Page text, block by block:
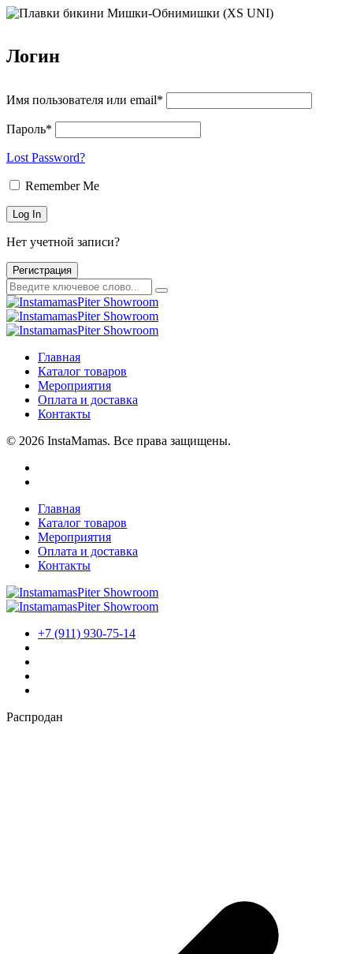
Логин
Имя пользователя или email*
Пароль*
Lost Password?
Remember Me
Нет учетной записи?
Регистрация
Главная
Каталог товаров
Мероприятия
Оплата и доставка
Контакты
© 2026 InstaMamas. Все права защищены.
Главная
Каталог товаров
Мероприятия
Оплата и доставка
Контакты
+7 (911) 930-75-14
Распродан